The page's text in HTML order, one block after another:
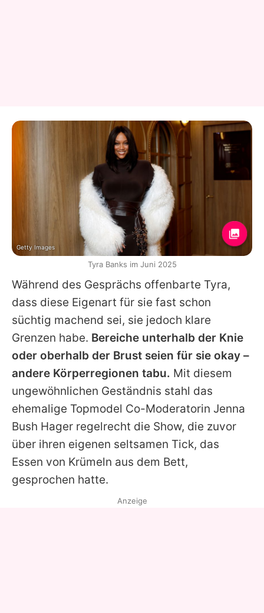
Während des Gesprächs offenbarte Tyra,
dass diese Eigenart für sie fast schon
süchtig machend sei, sie jedoch klare
Grenzen habe. Bereiche unterhalb der Knie
oder oberhalb der Brust seien für sie okay –
andere Körperregionen tabu. Mit diesem
ungewöhnlichen Geständnis stahl das
ehemalige Topmodel Co-Moderatorin Jenna
Bush Hager regelrecht die Show, die zuvor
über ihren eigenen seltsamen Tick, das
Essen von Krümeln aus dem Bett,
gesprochen hatte.
Getty Images
Tyra Banks im Juni 2025
Anzeige